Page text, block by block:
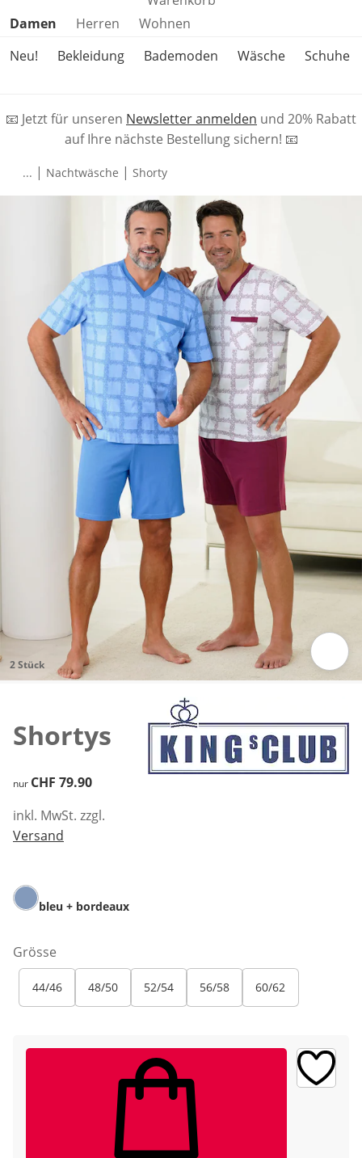
Produktkategorien überspringen
Damen Herren
Wohnen
Neu!
Bekleidung Bademoden Wäsche Schuhe
📧 Jetzt für unseren Newsletter anmelden und 20% Rabatt
auf Ihre nächste Bestellung sichern! 📧
... | Nachtwäsche | Shorty
2 Stück
Shortys
CHF 79.90
nur CHF 79.90
inkl. MwSt. zzgl.
Versand
bleu + bordeaux
Grösse
44/46 48/50 52/54 56/58 60/62